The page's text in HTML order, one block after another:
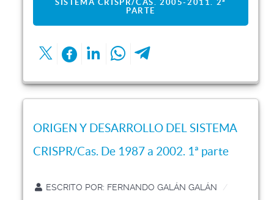
SISTEMA CRISPR/CAS. 2005-2011. 2ª
PARTE
ORIGEN Y DESARROLLO DEL SISTEMA
CRISPR/Cas. De 1987 a 2002. 1ª parte
ESCRITO POR: FERNANDO GALÁN GALÁN